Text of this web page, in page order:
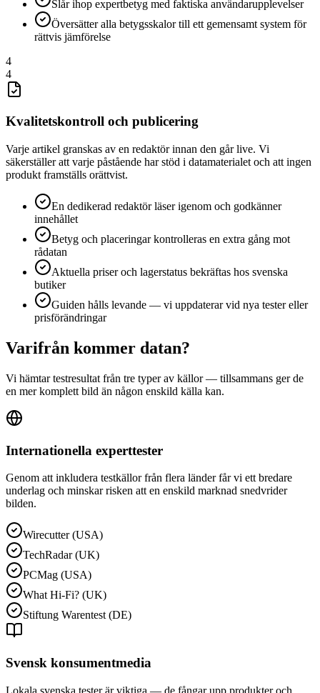
Slår ihop expertbetyg med faktiska användarupplevelser
Översätter alla betygsskalor till ett gemensamt system för
rättvis jämförelse
4
4
Kvalitetskontroll och publicering
Varje artikel granskas av en redaktör innan den går live. Vi
säkerställer att varje påstående har stöd i datamaterialet och att ingen
produkt framställs orättvist.
En dedikerad redaktör läser igenom och godkänner
innehållet
Betyg och placeringar kontrolleras en extra gång mot
rådatan
Aktuella priser och lagerstatus bekräftas hos svenska
butiker
Guiden hålls levande — vi uppdaterar vid nya tester eller
prisförändringar
Varifrån kommer datan?
Vi hämtar testresultat från tre typer av källor — tillsammans ger de
en mer komplett bild än någon enskild källa kan.
Internationella experttester
Genom att inkludera testkällor från flera länder får vi ett bredare
underlag och minskar risken att en enskild marknad snedvrider
bilden.
Wirecutter (USA)
TechRadar (UK)
PCMag (USA)
What Hi-Fi? (UK)
Stiftung Warentest (DE)
Svensk konsumentmedia
Lokala svenska tester är viktiga — de fångar upp produkter och